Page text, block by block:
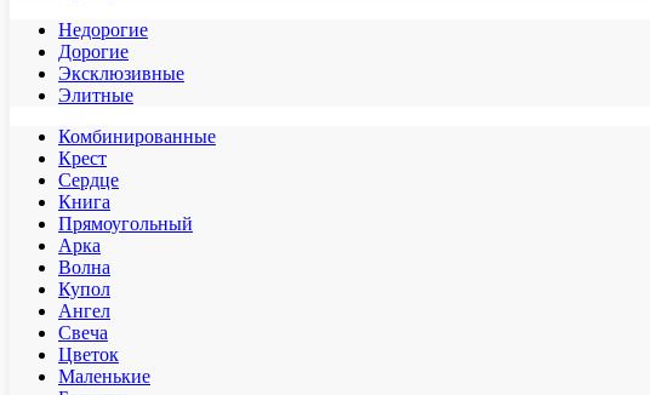
Недорогие
Дорогие
Эксклюзивные
Элитные
Комбинированные
Крест
Сердце
Книга
Прямоугольный
Арка
Волна
Купол
Ангел
Свеча
Цветок
Маленькие